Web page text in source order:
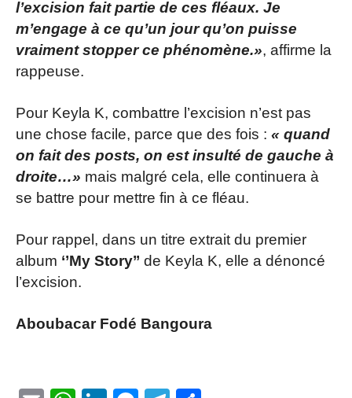
l’excision fait partie de ces fléaux. Je
m’engage à ce qu’un jour qu’on puisse
vraiment stopper ce phénomène.», affirme la
rappeuse.
Pour Keyla K, combattre l’excision n’est pas
une chose facile, parce que des fois : « quand
on fait des posts, on est insulté de gauche à
droite…» mais malgré cela, elle continuera à
se battre pour mettre fin à ce fléau.
Pour rappel, dans un titre extrait du premier
album ‘’My Story’’ de Keyla K, elle a dénoncé
l’excision.
Aboubacar Fodé Bangoura